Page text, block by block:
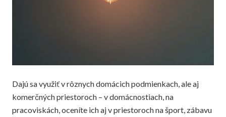
Dajú sa využiť v rôznych domácich podmienkach, ale aj
komerčných priestoroch – v domácnostiach, na
pracoviskách, oceníte ich aj v priestoroch na šport, zábavu